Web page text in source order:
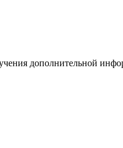
дополнительной